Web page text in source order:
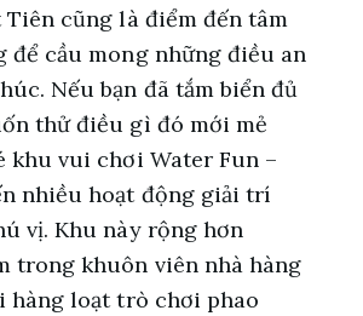
cũng là điểm đến tâm
để cầu mong những điều an
Nếu bạn đã tắm biển đủ
thử điều gì đó mới mẻ
khu vui chơi Water Fun –
nhiều hoạt động giải trí
vị. Khu này rộng hơn
trong khuôn viên nhà hàng
hàng loạt trò chơi phao